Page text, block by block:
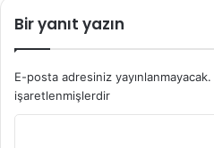
Bir yanıt yazın
E-posta adresiniz yayınlanmayacak.
işaretlenmişlerdir